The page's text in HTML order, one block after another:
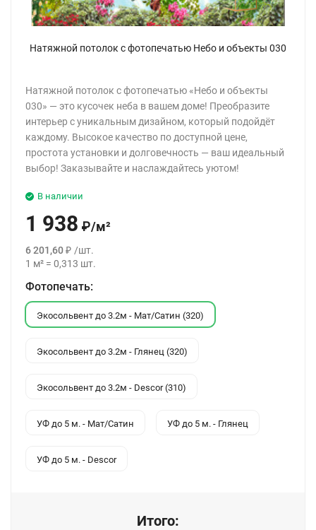
Натяжной потолок с фотопечатью Небо и объекты 030
Натяжной потолок с фотопечатью «Небо и объекты
030» — это кусочек неба в вашем доме! Преобразите
интерьер с уникальным дизайном, который подойдёт
каждому. Высокое качество по доступной цене,
простота установки и долговечность — ваш идеальный
выбор! Заказывайте и наслаждайтесь уютом!
В наличии
1 938 ₽/м²
6 201,60₽ /шт.
1 м² = 0,313 шт.
Фотопечать:
Экосольвент до 3.2м - Мат/Сатин (320)
Экосольвент до 3.2м - Глянец (320)
Экосольвент до 3.2м - Descor (310)
УФ до 5 м. - Мат/Сатин УФ до 5 м. - Глянец
УФ до 5 м. - Descor
Итого: